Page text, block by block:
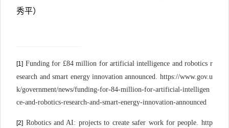
秀平）
[1] Funding for £84 million for artificial intelligence and robotics r
esearch and smart energy innovation announced. https://www.gov.u
k/government/news/funding-for-84-million-for-artificial-intelligen
ce-and-robotics-research-and-smart-energy-innovation-announced
[2] Robotics and AI: projects to create safer work for people. http